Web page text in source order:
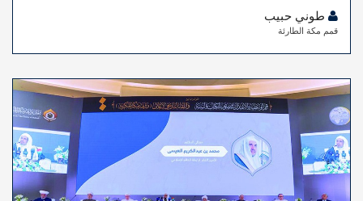
قمم مكة الطارئة